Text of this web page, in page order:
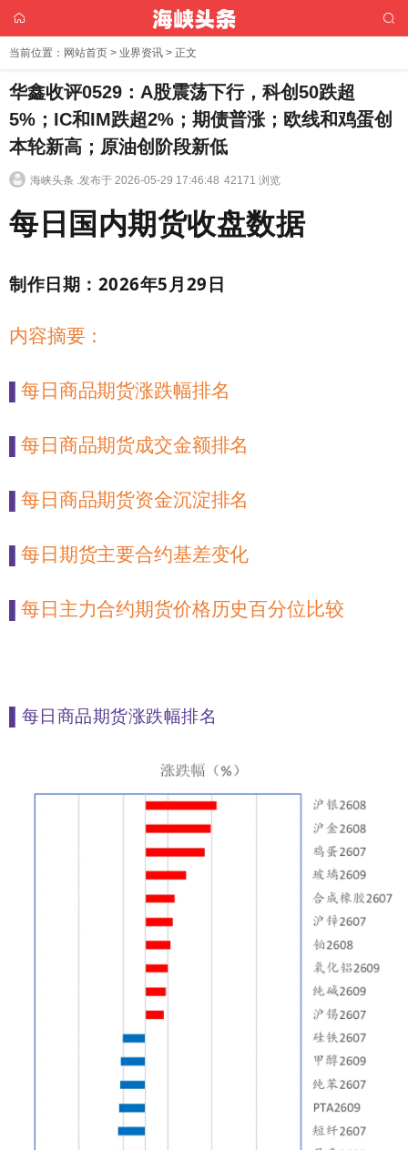
当前位置： 网站首页 > 业界资讯 > 正文
华鑫收评0529：A股震荡下行，科创50跌超
5%；IC和IM跌超2%；期债普涨；欧线和鸡蛋创
本轮新高；原油创阶段新低
海峡头条 .发布于 2026-05-29 17:46:48 42171 浏览
每日国内期货收盘数据
制作日期： 2026年5月29 日
内容摘要：
每日商品期货涨跌幅排名
每日商品期货成交金额排名
每日商品期货资金沉淀排名
每日期货主要合约基差变化
每日主力合约期货价格历史百分位比较
每日商品期货涨跌幅排名